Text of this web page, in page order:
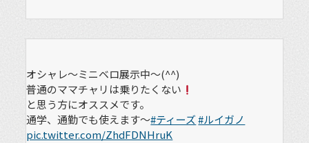
オシャレ～ミニベロ展示中～(^^)
普通のママチャリは乗りたくない
と思う方にオススメです。
通学、通勤でも使えます～#ティーズ#ルイガノ
pic.twitter.com/ZhdFDNHruK